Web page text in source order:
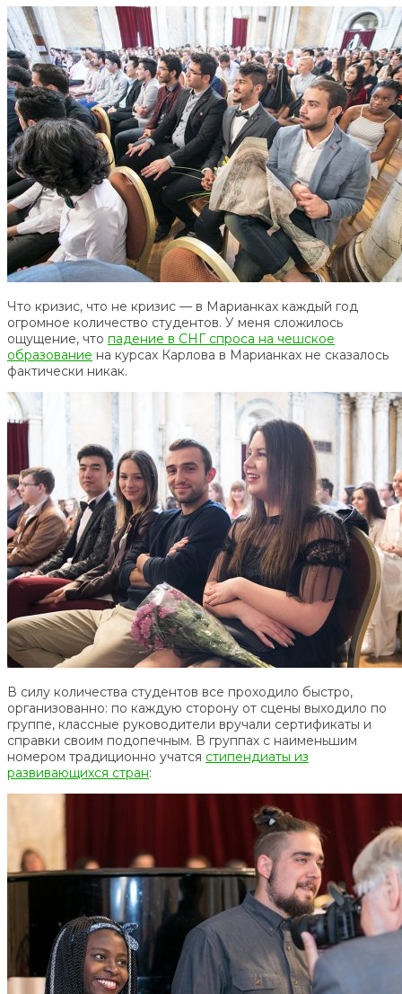
Что кризис, что не кризис — в Марианках каждый год
огромное количество студентов. У меня сложилось
ощущение, что падение в СНГ спроса на чешское
образование на курсах Карлова в Марианках не сказалось
фактически никак.
В силу количества студентов все проходило быстро,
организованно: по каждую сторону от сцены выходило по
группе, классные руководители вручали сертификаты и
справки своим подопечным. В группах с наименьшим
номером традиционно учатся стипендиаты из
развивающихся стран: